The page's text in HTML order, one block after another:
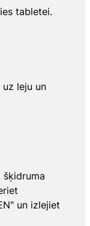
tabletei.
leju un
un izlejiet